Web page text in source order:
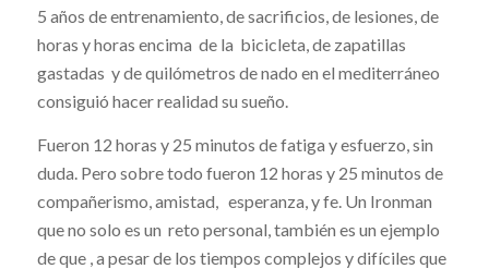
5 años de entrenamiento, de sacrificios, de lesiones, de
horas y horas encima de la bicicleta, de zapatillas
gastadas y de quilómetros de nado en el mediterráneo
consiguió hacer realidad su sueño.
Fueron 12 horas y 25 minutos de fatiga y esfuerzo, sin
duda. Pero sobre todo fueron 12 horas y 25 minutos de
compañerismo, amistad, esperanza, y fe. Un Ironman
que no solo es un reto personal, también es un ejemplo
de que , a pesar de los tiempos complejos y difíciles que